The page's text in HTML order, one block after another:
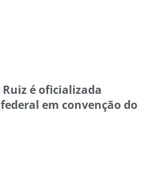
é oficializada
em convenção do